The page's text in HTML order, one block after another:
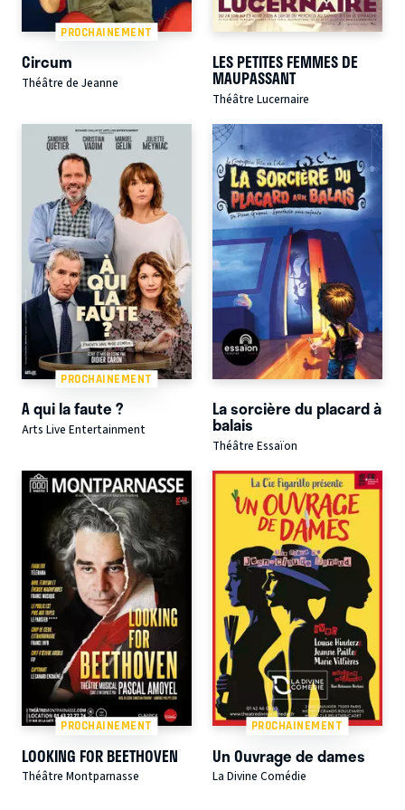
PROCHAINEMENT
Circum
Théâtre de Jeanne
LES PETITES FEMMES DE
MAUPASSANT
Théâtre Lucernaire
PROCHAINEMENT
A qui la faute ?
Arts Live Entertainment
La sorcière du placard à
balais
Théâtre Essaïon
PROCHAINEMENT
LOOKING FOR BEETHOVEN
Théâtre Montparnasse
PROCHAINEMENT
Un Ouvrage de dames
La Divine Comédie